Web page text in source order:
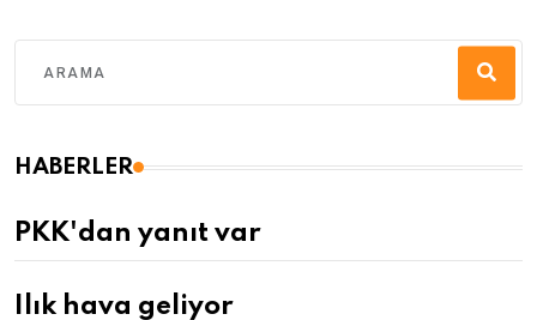
HABERLER
PKK'dan yanıt var
Ilık hava geliyor